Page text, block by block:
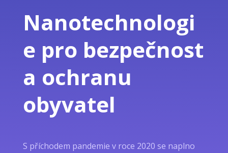
Nanotechnologi
e pro bezpečnost
a ochranu
obyvatel
S příchodem pandemie v roce 2020 se naplno